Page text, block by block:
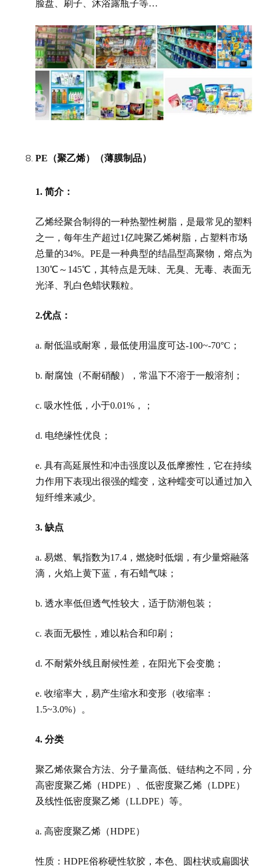
脸盘、刷子、沐浴露瓶子等…
PE（聚乙烯）（薄膜制品）
1. 简介：
乙烯经聚合制得的一种热塑性树脂，是最常见的塑料
之一，每年生产超过1亿吨聚乙烯树脂，占塑料市场
总量的34%。PE是一种典型的结晶型高聚物，熔点为
130℃～145℃，其特点是无味、无臭、无毒、表面无
光泽、乳白色蜡状颗粒。
2.优点：
a. 耐低温或耐寒，最低使用温度可达-100~-70°C；
b. 耐腐蚀（不耐硝酸），常温下不溶于一般溶剂；
c. 吸水性低，小于0.01%，；
d. 电绝缘性优良；
e. 具有高延展性和冲击强度以及低摩擦性，它在持续
力作用下表现出很强的蠕变，这种蠕变可以通过加入
短纤维来减少。
3. 缺点
a. 易燃、氧指数为17.4，燃烧时低烟，有少量熔融落
滴，火焰上黄下蓝，有石蜡气味；
b. 透水率低但透气性较大，适于防潮包装；
c. 表面无极性，难以粘合和印刷；
d. 不耐紫外线且耐候性差，在阳光下会变脆；
e. 收缩率大，易产生缩水和变形（收缩率：
1.5~3.0%）。
4. 分类
聚乙烯依聚合方法、分子量高低、链结构之不同，分
高密度聚乙烯（HDPE）、低密度聚乙烯（LDPE）
及线性低密度聚乙烯（LLDPE）等。
a. 高密度聚乙烯（HDPE）
性质：HDPE俗称硬性软胶，本色、圆柱状或扁圆状